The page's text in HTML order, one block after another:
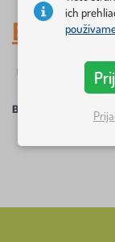
Bambi
Filtrovanie
Bambi
ich